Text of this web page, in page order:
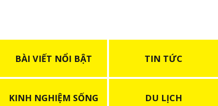
BÀI VIẾT NỔI BẬT TIN TỨC
KINH NGHIỆM SỐNG DU LỊCH